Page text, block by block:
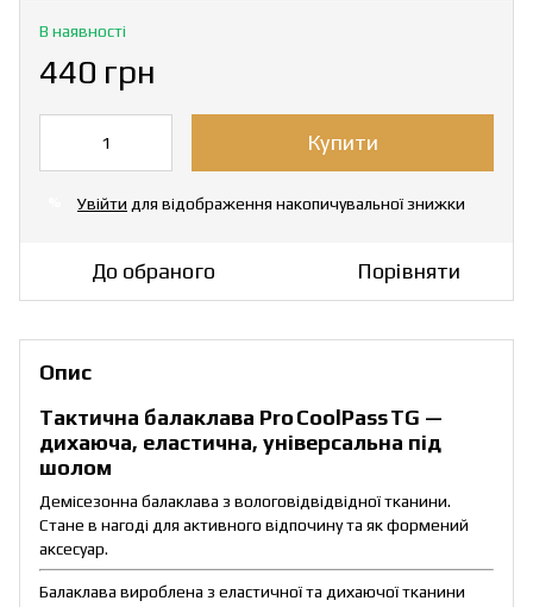
В наявності
440 грн
Купити
Увійти для відображення накопичувальної знижки
До обраного Порівняти
Опис
Тактична балаклава Pro CoolPass TG —
дихаюча, еластична, універсальна під
шолом
Демісезонна балаклава з вологовідвідвідної тканини.
Стане в нагоді для активного відпочину та як формений
аксесуар.
Балаклава вироблена з еластичної та дихаючої тканини